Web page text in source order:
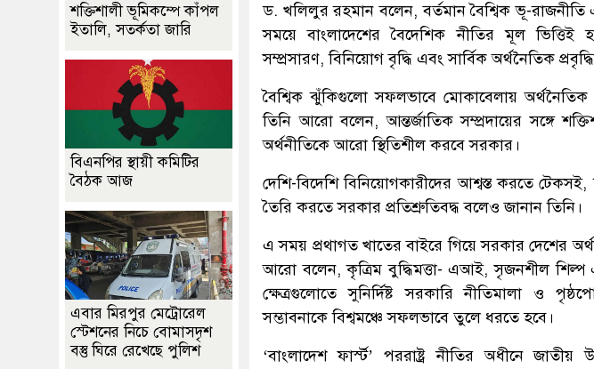
ড. খলিলুর রহমান বলেন, বর্তমান বৈশ্বিক ভূ-রাজনীতি
সময়ে বাংলাদেশের বৈদেশিক নীতির মূল ভিত্তিই
সম্প্রসারণ, বিনিয়োগ বৃদ্ধি এবং সার্বিক অর্থনৈতিক
বৈশ্বিক ঝুঁকিগুলো সফলভাবে মোকাবেলায়
তিনি আরো বলেন, আন্তর্জাতিক সম্প্রদায়ের সঙ্গে
অর্থনীতিকে আরো স্থিতিশীল করবে সরকার।
দেশি-বিদেশি বিনিয়োগকারীদের আশ্বস্ত করতে
তৈরি করতে সরকার প্রতিশ্রুতিবদ্ধ বলেও জানান তিনি।
এ সময় প্রথাগত খাতের বাইরে গিয়ে সরকার দেশের
আরো বলেন, কৃত্রিম বুদ্ধিমত্তা- এআই, সৃজনশীল শিল্প
ক্ষেত্রগুলোতে সুনির্দিষ্ট সরকারি নীতিমালা ও
সম্ভাবনাকে বিশ্বমঞ্চে সফলভাবে তুলে ধরতে হবে।
‘বাংলাদেশ ফার্স্ট’ পররাষ্ট্র নীতির অধীনে
শক্তিশালী ভূমিকম্পে কাঁপল
ইতালি, সতর্কতা জারি
বিএনপির স্থায়ী কমিটির
বৈঠক আজ
এবার মিরপুর মেট্রোরেল
স্টেশনের নিচে বোমাসদৃশ
বস্তু ঘিরে রেখেছে পুলিশ